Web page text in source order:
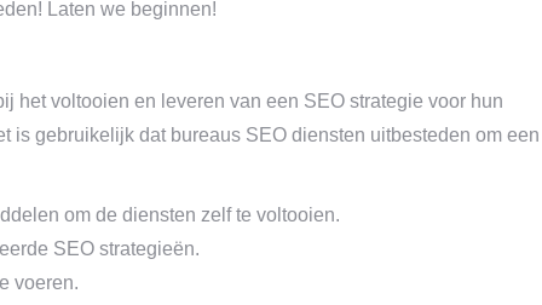
Laten we beginnen!
het voltooien en leveren van een SEO strategie voor hun
is gebruikelijk dat bureaus SEO diensten uitbesteden om een
om de diensten zelf te voltooien.
SEO strategieën.
voeren.